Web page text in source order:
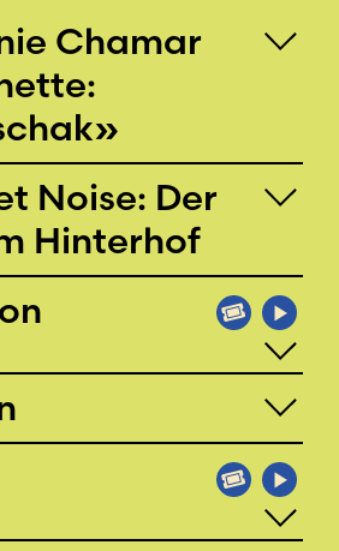
Chamar
Noise: Der
Hinterhof